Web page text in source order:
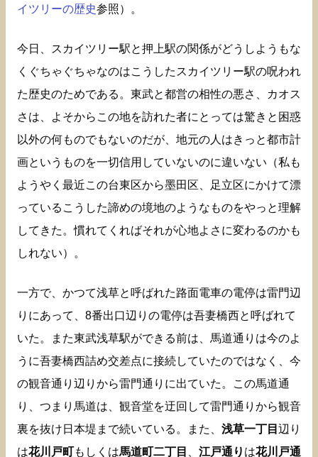
イツリーの歴史参照）。
今日、スカイツリー駅と押上駅の関係がどうしようもな
くぐちゃぐちゃなのはこうしたスカイツリー駅の呪われ
た歴史のためである。東武と都営の相性の悪さ、カオス
さは、よそからこの地を訪れた者にとっては驚きと困惑
以外の何ものでもないのだが、地元の人はきっと都市計
画というものを一切信用していないのに違いない（私も
ようやく最近この台東区から墨田区、足立区にかけて漂
っているこうした諦めの境地のようなものをやっと理解
してきた。慣れてくればそれが心地よさに変わるのかも
しれない）。
一方で、かつて浅草と呼ばれた路面電車の電停は雷門辺
りにあって、8番出口辺りの電停は吾妻橋西と呼ばれて
いた。また東武浅草駅ができる前は、馬道通りは今のよ
うに吾妻橋西詰め交差点に接続していたのではなく、今
の観音通り辺りから雷門通りに出ていた。この馬道通
り、つまり馬道は、観音堂を迂回して雷門通りから観音
裏を抜け日本堤まで続いている。また、 浅草一丁目 辺り
は花川戸町もしくは馬道町二丁目 江戸通り は花川戸通